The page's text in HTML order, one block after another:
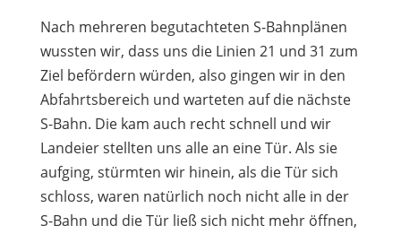
Nach mehreren begutachteten S-Bahnplänen
wussten wir, dass uns die Linien 21 und 31 zum
Ziel befördern würden, also gingen wir in den
Abfahrtsbereich und warteten auf die nächste
S-Bahn. Die kam auch recht schnell und wir
Landeier stellten uns alle an eine Tür. Als sie
aufging, stürmten wir hinein, als die Tür sich
schloss, waren natürlich noch nicht alle in der
S-Bahn und die Tür ließ sich nicht mehr öffnen,